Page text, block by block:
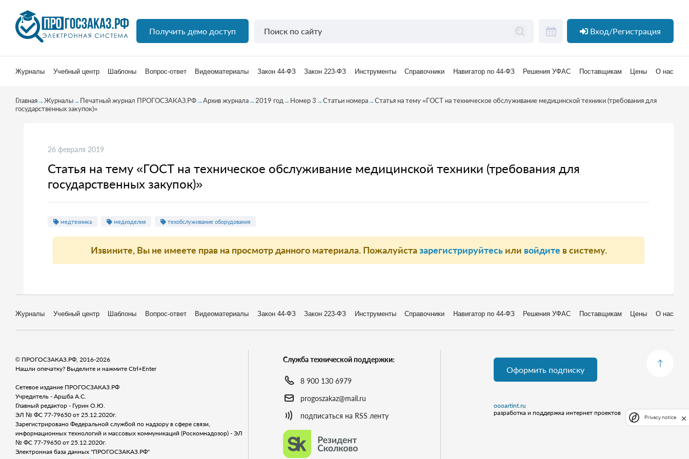
Получить демо доступ Вход/Регистрация
Журналы Учебный центр Шаблоны Вопрос-ответ Видеоматериалы Закон 44-ФЗ Закон 223-ФЗ Инструменты Справочники Навигатор по 44-ФЗ Решения УФАС Поставщикам Цены О нас
Главная→Журналы→Печатный журнал ПРОГОСЗАКАЗ.РФ→Архив журнала→2019 год→Номер 3→Статьи номера→Статья на тему «ГОСТ на техническое обслуживание медицинской техники (требования для
государственных закупок)»
26 февраля 2019
Статья на тему «ГОСТ на техническое обслуживание медицинской техники (требования для
государственных закупок)»
медтехника медизделия техобслуживание оборудования
Извините, Вы не имеете прав на просмотр данного материала. Пожалуйстазарегистрируйтесьили войдите в систему.
Журналы Учебный центр Шаблоны Вопрос-ответ Видеоматериалы Закон 44-ФЗ Закон 223-ФЗ Инструменты Справочники Навигатор по 44-ФЗ Решения УФАС Поставщикам Цены О нас
© ПРОГОСЗАКАЗ.РФ, 2016-2026
Нашли опечатку? Выделите и нажмите Ctrl+Enter
Сетевое издание ПРОГОСЗАКАЗ.РФ
Учредитель - Аршба А.С.
Главный редактор - Гурин О.Ю.
ЭЛ № ФС 77-79650 от 25.12.2020г.
Зарегистрировано Федеральной службой по надзору в сфере связи,
информационных технологий и массовых коммуникаций (Роскомнадозор) - ЭЛ
№ ФС 77-79650 от 25.12.2020г.
Электронная база данных "ПРОГОСЗАКАЗ.РФ"
Служба технической поддержки:
8 900 130 6979
progoszakaz@mail.ru
подписаться на RSS ленту
Оформить подписку
oooartint.ru
разработка и поддержка интернет проектов
Privacy notice